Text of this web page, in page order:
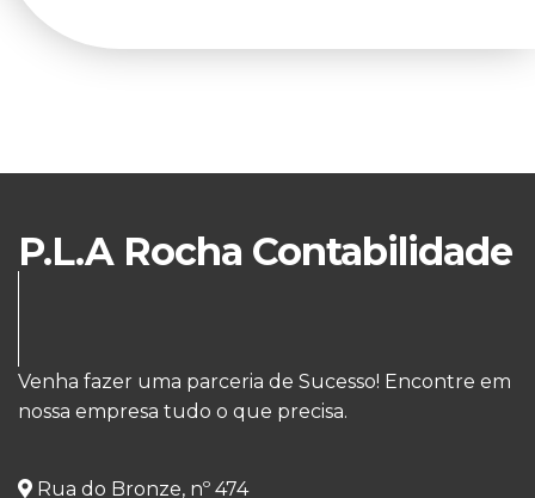
P.L.A Rocha Contabilidade
Venha fazer uma parceria de Sucesso! Encontre em
nossa empresa tudo o que precisa.
Rua do Bronze, nº 474